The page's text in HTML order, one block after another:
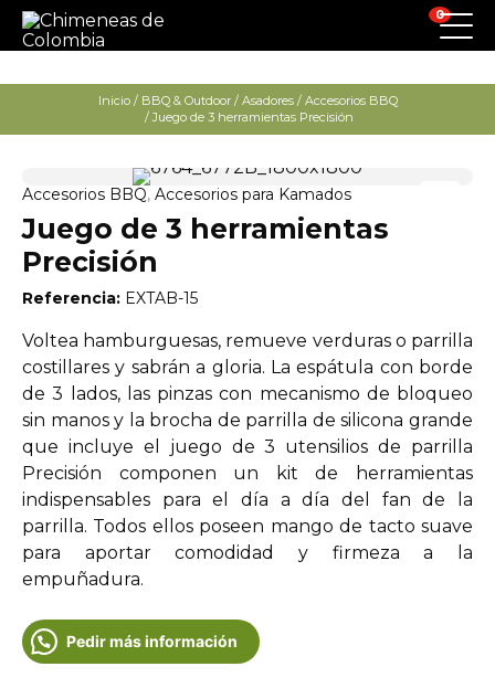
0
Inicio/ BBQ & Outdoor/ Asadores/ Accesorios BBQ
/ Juego de 3 herramientas Precisión
Accesorios BBQ, Accesorios para Kamados
Juego de 3 herramientas
Precisión
Referencia: EXTAB-15
Voltea hamburguesas, remueve verduras o parrilla
costillares y sabrán a gloria. La espátula con borde
de 3 lados, las pinzas con mecanismo de bloqueo
sin manos y la brocha de parrilla de silicona grande
que incluye el juego de 3 utensilios de parrilla
Precisión componen un kit de herramientas
indispensables para el día a día del fan de la
parrilla. Todos ellos poseen mango de tacto suave
para aportar comodidad y firmeza a la
empuñadura.
Pedir más información